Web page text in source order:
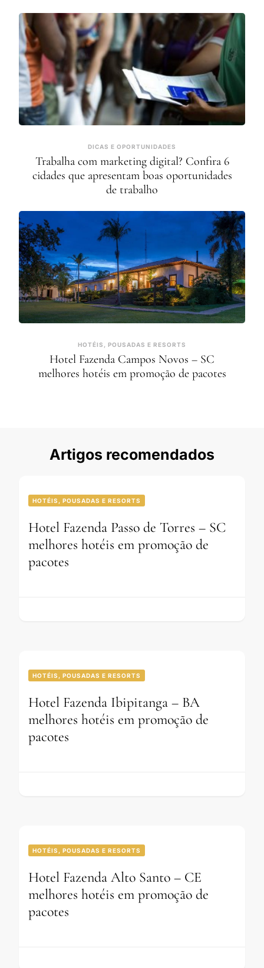
DICAS E OPORTUNIDADES
Trabalha com marketing digital? Confira 6
cidades que apresentam boas oportunidades
de trabalho
HOTÉIS, POUSADAS E RESORTS
Hotel Fazenda Campos Novos – SC
melhores hotéis em promoção de pacotes
Artigos recomendados
HOTÉIS, POUSADAS E RESORTS
Hotel Fazenda Passo de Torres – SC
melhores hotéis em promoção de
pacotes
HOTÉIS, POUSADAS E RESORTS
Hotel Fazenda Ibipitanga – BA
melhores hotéis em promoção de
pacotes
HOTÉIS, POUSADAS E RESORTS
Hotel Fazenda Alto Santo – CE
melhores hotéis em promoção de
pacotes